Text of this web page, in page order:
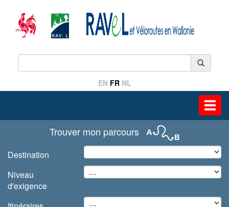
EN FR NL
Trouver mon parcours
Destination
Niveau
d'exigence